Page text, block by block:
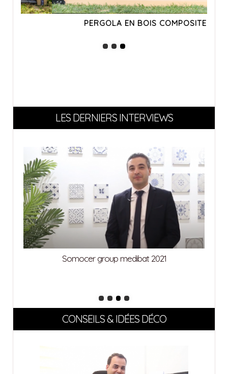
PERGOLA EN BOIS COMPOSITE
LES DERNIERS INTERVIEWS
Somocer group medibat 2021
CONSEILS & IDÉES DÉCO